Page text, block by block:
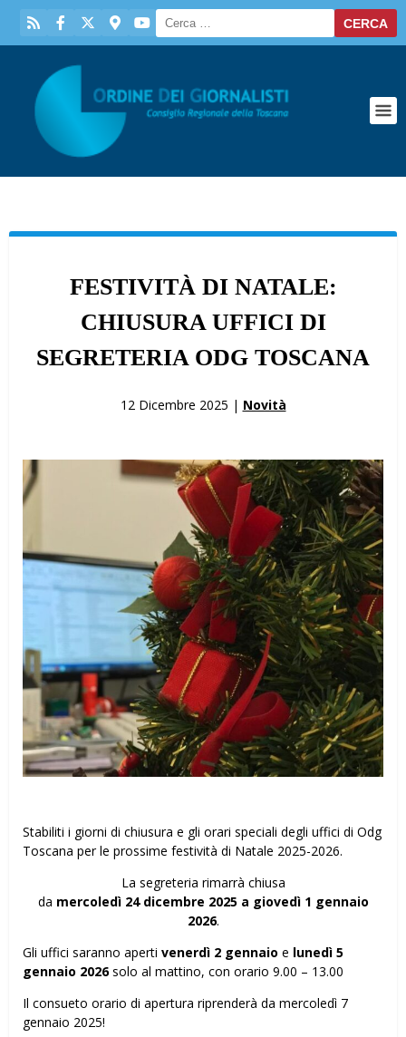
FESTIVITÀ DI NATALE:
CHIUSURA UFFICI DI
SEGRETERIA ODG TOSCANA
12 Dicembre 2025 | Novità
Stabiliti i giorni di chiusura e gli orari speciali degli uffici di Odg
Toscana per le prossime festività di Natale 2025-2026.
La segreteria rimarrà chiusa
da mercoledì 24 dicembre 2025 a giovedì 1 gennaio
2026.
Gli uffici saranno aperti venerdì 2 gennaio e lunedì 5
gennaio 2026solo al mattino, con orario 9.00 – 13.00
Il consueto orario di apertura riprenderà da mercoledì 7
gennaio 2025!